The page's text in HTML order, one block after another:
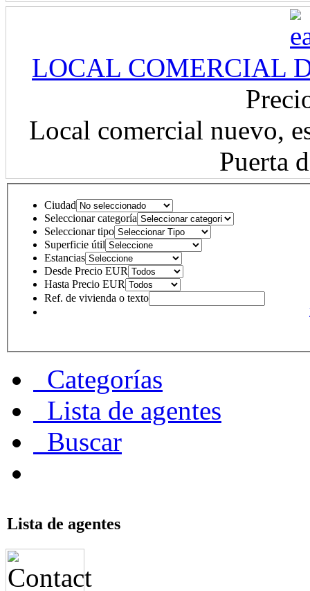
LOCAL COMERCIAL
Local comercial nuevo,
Puerta
Ciudad
Seleccionar categoría
Seleccionar tipo
Superficie útil
Estancias
Desde Precio EUR
Hasta Precio EUR
Ref. de vivienda o texto
Categorías
Lista de agentes
Buscar
Lista de agentes